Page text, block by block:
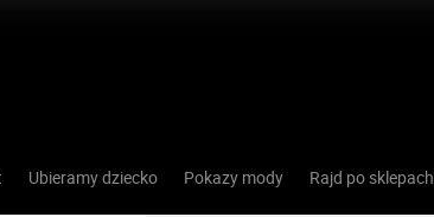
Ubieramy dziecko Pokazy mody Rajd po sklepach